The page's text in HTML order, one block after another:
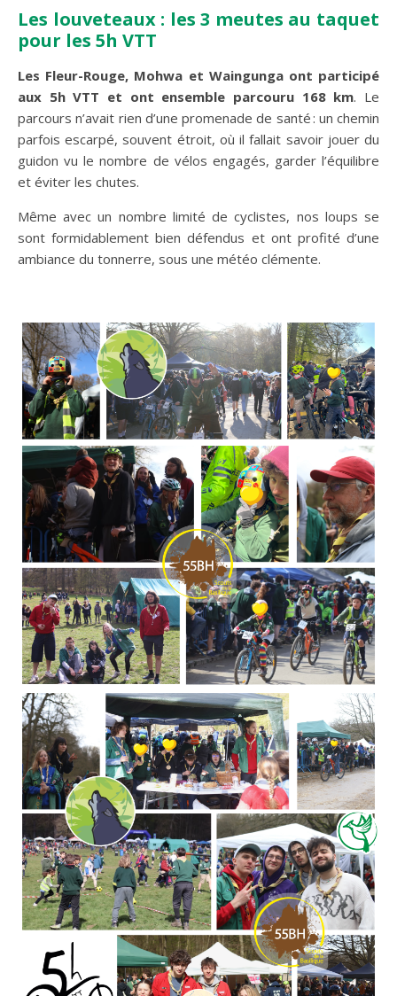
Les louveteaux : les 3 meutes au taquet
pour les 5h VTT
Les Fleur-Rouge, Mohwa et Waingunga ont participé
aux 5h VTT et ont ensemble parcouru 168 km. Le
parcours n’avait rien d’une promenade de santé : un chemin
parfois escarpé, souvent étroit, où il fallait savoir jouer du
guidon vu le nombre de vélos engagés, garder l’équilibre
et éviter les chutes.
Même avec un nombre limité de cyclistes, nos loups se
sont formidablement bien défendus et ont profité d’une
ambiance du tonnerre, sous une météo clémente.